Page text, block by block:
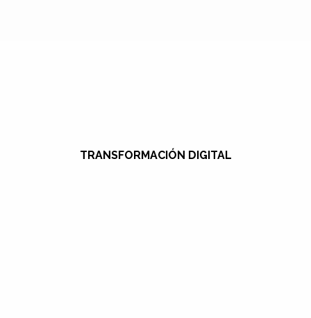
TRANSFORMACIÓN DIGITAL